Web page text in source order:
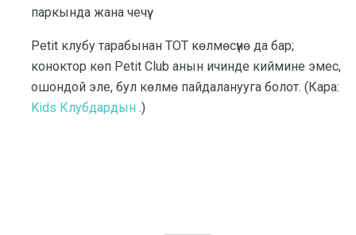
паркында жана чечүү.
Petit клубу тарабынан ТОТ көлмөсүнө да бар;
коноктор көп Petit Club анын ичинде киймине эмес,
ошондой эле, бул көлмө пайдаланууга болот. (Кара:
Kids Клубдардын .)